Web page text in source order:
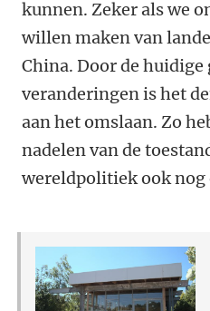
kunnen. Zeker als we
willen maken van
China. Door de
veranderingen is het
aan het omslaan. Zo
nadelen van de
wereldpolitiek ook nog